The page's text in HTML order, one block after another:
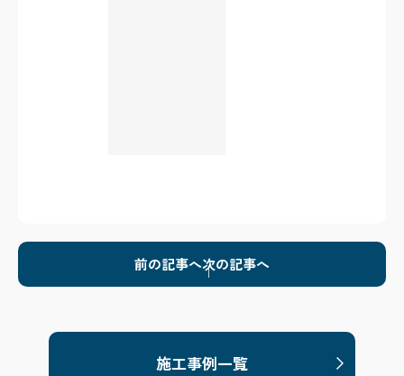
前の記事へ次の記事へ
施工事例一覧